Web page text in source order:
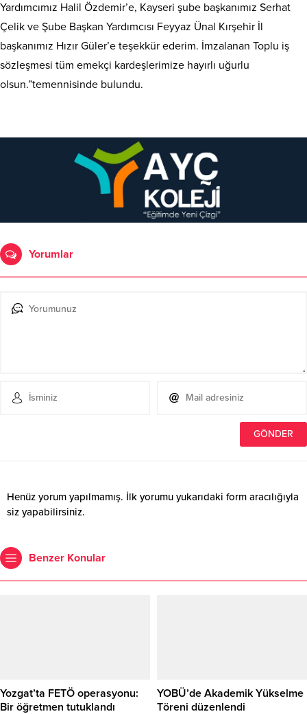
Yardımcımız Halil Özdemir’e, Kayseri şube başkanımız Serhat
Çelik ve Şube Başkan Yardımcısı Feyyaz Ünal Kırşehir İl
başkanımız Hızır Güler’e teşekkür ederim. İmzalanan Toplu iş
sözleşmesi tüm emekçi kardeşlerimize hayırlı uğurlu
olsun.”temennisinde bulundu.
Yorumlar
Henüz yorum yapılmamış. İlk yorumu yukarıdaki form aracılığıyla
siz yapabilirsiniz.
Benzer Konular
Yozgat’ta FETÖ operasyonu:
Bir öğretmen tutuklandı
YOBÜ’de Akademik Yükselme
Töreni düzenlendi